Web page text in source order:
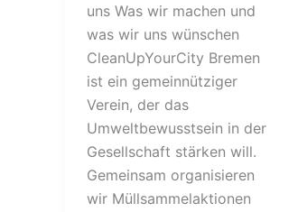
uns Was wir machen und
was wir uns wünschen
CleanUpYourCity Bremen
ist ein gemeinnütziger
Verein, der das
Umweltbewusstsein in der
Gesellschaft stärken will.
Gemeinsam organisieren
wir Müllsammelaktionen